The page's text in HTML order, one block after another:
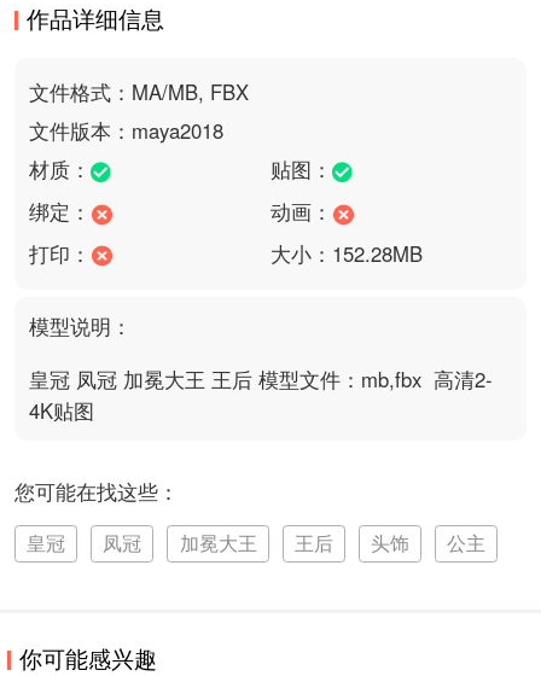
作品详细信息
文件格式：MA/MB, FBX
文件版本：maya2018
材质：
贴图：
绑定：
动画：
打印：
大小：152.28MB
模型说明：
皇冠 凤冠 加冕大王 王后 模型文件：mb,fbx  高清2-
4K贴图
您可能在找这些：
皇冠 凤冠 加冕大王 王后 头饰 公主
你可能感兴趣